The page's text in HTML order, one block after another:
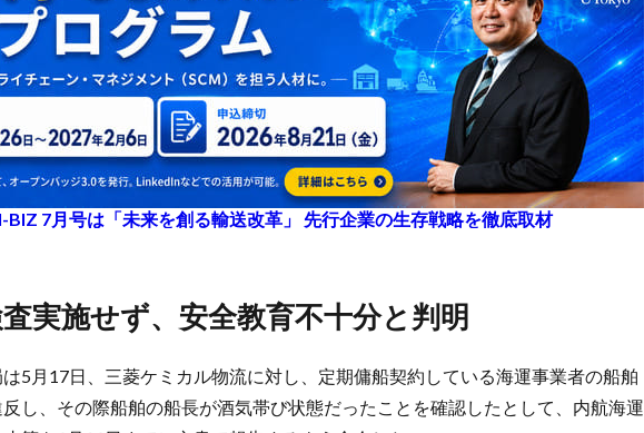
BIZ 7月号は「未来を創る輸送改革」 先行企業の生存戦略を徹底取材
査実施せず、安全教育不十分と判明
5月17日、三菱ケミカル物流に対し、定期傭船契約している海運事業者の船舶
し、その際船舶の船長が酒気帯び状態だったことを確認したとして、内航海運